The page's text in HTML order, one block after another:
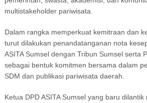
multistakeholder pariwisata.
Dalam rangka memperkuat kemitraan dan
turut dilakukan penandatanganan nota
ASITA Sumsel dengan Tribun Sumsel serta
sebagai bentuk komitmen bersama dalam
SDM dan publikasi pariwisata daerah.
Ketua DPD ASITA Sumsel yang baru dilantik